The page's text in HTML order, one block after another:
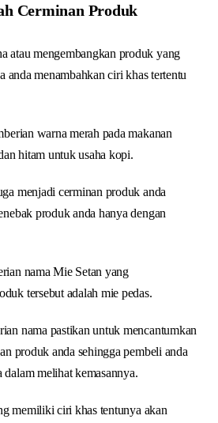
Cerminan Produk
atau mengembangkan produk yang
anda menambahkan ciri khas tertentu
warna merah pada makanan
hitam untuk usaha kopi.
menjadi cerminan produk anda
produk anda hanya dengan
nama Mie Setan yang
tersebut adalah mie pedas.
nama pastikan untuk mencantumkan
produk anda sehingga pembeli anda
dalam melihat kemasannya.
memiliki ciri khas tentunya akan